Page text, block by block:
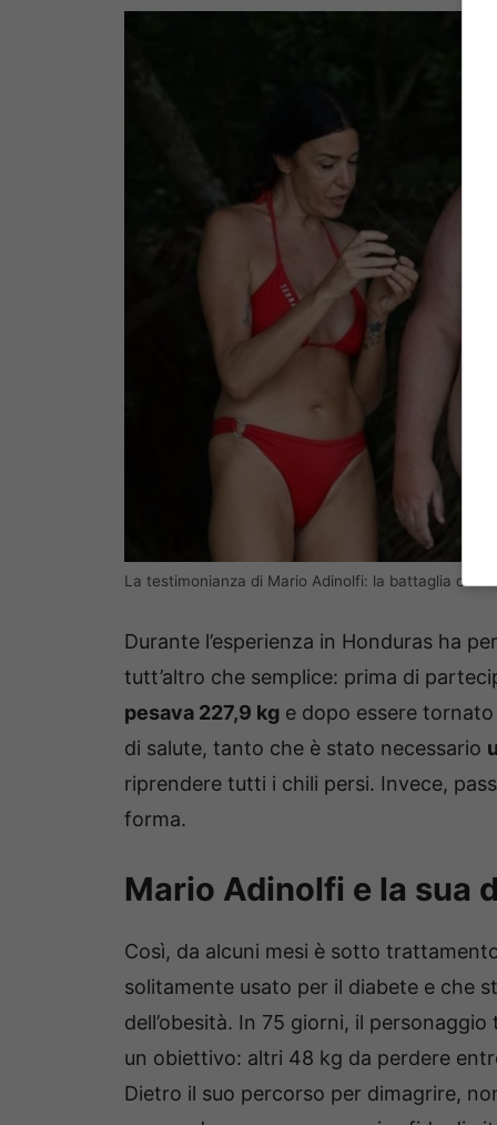
La testimonianza di Mario Adinolfi: la battaglia che
Durante l’esperienza in Honduras ha
tutt’altro che semplice: prima di
pesava 227,9 kg e dopo essere
di salute, tanto che è stato necessario
riprendere tutti i chili persi. Invece,
forma.
Mario Adinolfi e la sua
Così, da alcuni mesi è sotto
solitamente usato per il diabete e che
dell’obesità. In 75 giorni, il
un obiettivo: altri 48 kg da perdere
Dietro il suo percorso per dimagrire,